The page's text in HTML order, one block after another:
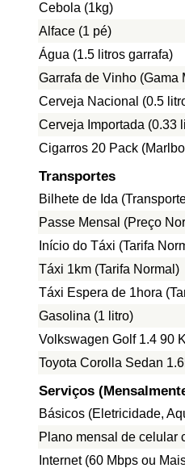
Cebola (1kg)
Alface (1 pé)
Água (1.5 litros garrafa)
Garrafa de Vinho (Gama
Cerveja Nacional (0.5
Cerveja Importada (0.33
Cigarros 20 Pack
Transportes
Bilhete de Ida
Passe Mensal (Preço
Início do Táxi (Tarifa
Táxi 1km (Tarifa Normal)
Táxi Espera de 1hora
Gasolina (1 litro)
Volkswagen Golf 1.4 90
Toyota Corolla Sedan
Serviços
Básicos (Eletricidade,
Plano mensal de celular
Internet (60 Mbps ou